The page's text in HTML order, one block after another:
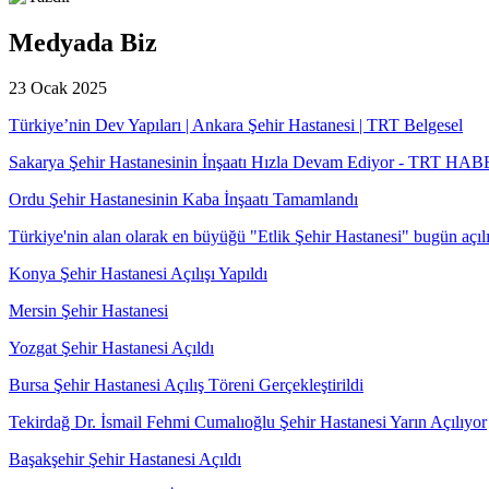
Medyada Biz
23 Ocak 2025
Türkiye’nin Dev Yapıları | Ankara Şehir Hastanesi | TRT Belgesel
Sakarya Şehir Hastanesinin İnşaatı Hızla Devam Ediyor - TRT
Ordu Şehir Hastanesinin Kaba İnşaatı Tamamlandı
Türkiye'nin alan olarak en büyüğü "Etlik Şehir Hastanesi" bugün
Konya Şehir Hastanesi Açılışı Yapıldı
Mersin Şehir Hastanesi
Yozgat Şehir Hastanesi Açıldı
Bursa Şehir Hastanesi Açılış Töreni Gerçekleştirildi
Tekirdağ Dr. İsmail Fehmi Cumalıoğlu Şehir Hastanesi Yarın Açılıyor
Başakşehir Şehir Hastanesi Açıldı